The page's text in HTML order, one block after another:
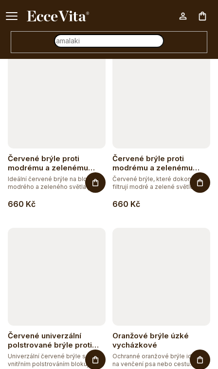
Ke každému nákupu nad 500 Kč dárek zdarma 📦
z
n
u
k
t
ů
V
r
o
d
u
Červené brýle proti
modrému a zelenému
světlu světlé
660 Kč
Ideální červené brýle na blokaci
modrého a zeleného světla pro...
Červené brýle proti
modrému a zelenému
světlu univerzální
660 Kč
Červené brýle, které dokonale
filtrují modré a zelené světlo....
Červené univerzální
polstrované brýle proti
modrému a zelenému
světlu
Univerzální červené brýle s
vnitřním polstrováním blokující...
Oranžové brýle úzké
vycházkové
Ochranné oranžové brýle ideální
na venčení psa nebo cestu